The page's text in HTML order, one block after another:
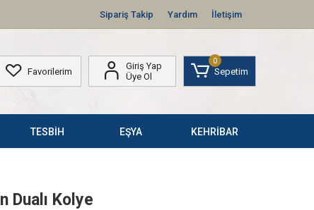
Sipariş Takip Yardım İletişim
Favorilerim
Giriş Yap
Üye Ol
0
Sepetim
TESBİH EŞYA KEHRİBAR
Dualı Kolye